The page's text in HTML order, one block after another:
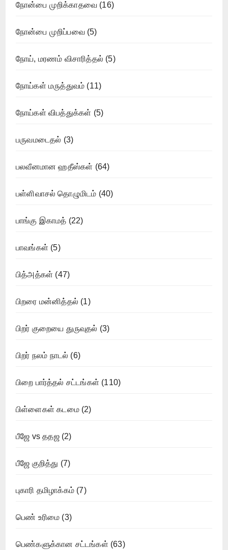
நோன்பை முறிக்காதவை (16)
நோன்பை முறிப்பவை(5)
நோய், மரணம் விசாரித்தல் (5)
நோய்கள் மருத்துவம் (11)
நோய்கள் விபத்துக்கள் (5)
பருவமடைதல் (3)
பலவீனமான ஹதீஸ்கள் (64)
பள்ளிவாசல் தொழுமிடம் (40)
பாங்கு இகாமத் (22)
பாவங்கள் (5)
பித்அத்கள் (47)
பிறரை மன்னித்தல் (1)
பிறர் குறையை துருவுதல் (3)
பிறர் நலம் நாடல் (6)
பிறை பார்த்தல் சட்டங்கள் (110)
பிள்ளைகள் கடமை(2)
பீஜே vs ததஜ(2)
பீஜே குறித்து (7)
புகாரி தமிழாக்கம் (7)
பெண் உரிமை (3)
பெண்களுக்கான சட்டங்கள் (63)